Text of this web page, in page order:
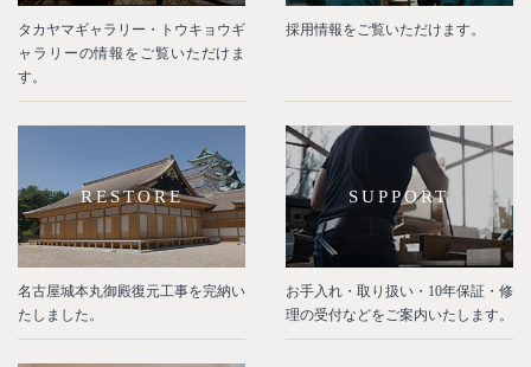
タカヤマギャラリー・トウキョウギ
ャラリーの情報をご覧いただけま
す。
採用情報をご覧いただけます。
RESTORE
名古屋城本丸御殿復元工事を完納い
たしました。
SUPPORT
お手入れ・取り扱い・10年保証・修
理の受付などをご案内いたします。